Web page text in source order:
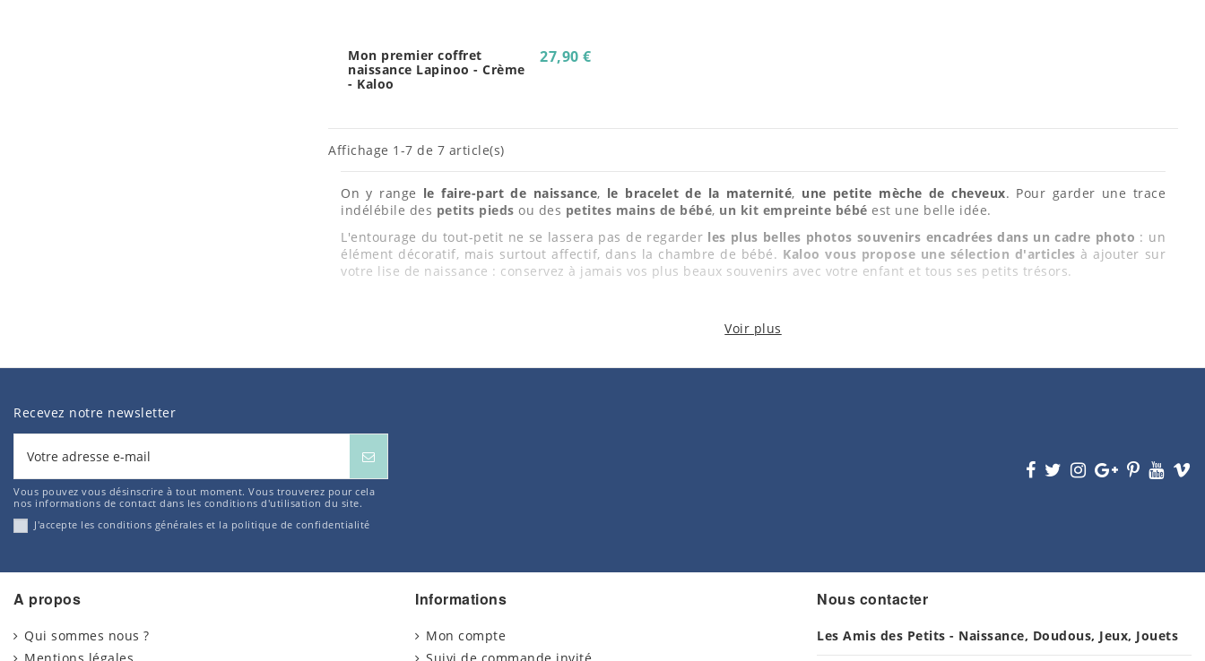
Mon premier coffret
naissance Lapinoo - Crème
- Kaloo
27,90 €
Affichage 1-7 de 7 article(s)
On y range le faire-part de naissance, le bracelet de la maternité, une petite mèche de cheveux. Pour garder une trace
indélébile des petits pieds ou des petites mains de bébé, un kit empreinte bébé est une belle idée.
L'entourage du tout-petit ne se lassera pas de regarder les plus belles photos souvenirs encadrées dans un cadre photo : un
élément décoratif, mais surtout affectif, dans la chambre de bébé. Kaloo vous propose une sélection d'articles à ajouter sur
votre lise de naissance : conservez à jamais vos plus beaux souvenirs avec votre enfant et tous ses petits trésors.
Voir plus
Recevez notre newsletter
Vous pouvez vous désinscrire à tout moment. Vous trouverez pour cela
nos informations de contact dans les conditions d'utilisation du site.
J'accepte les conditions générales et la politique de confidentialité
A propos
Qui sommes nous ?
Informations
Mon compte
Nous contacter
Les Amis des Petits - Naissance, Doudous, Jeux, Jouets